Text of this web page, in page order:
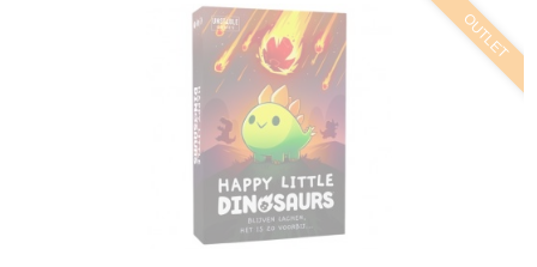
OUTLET